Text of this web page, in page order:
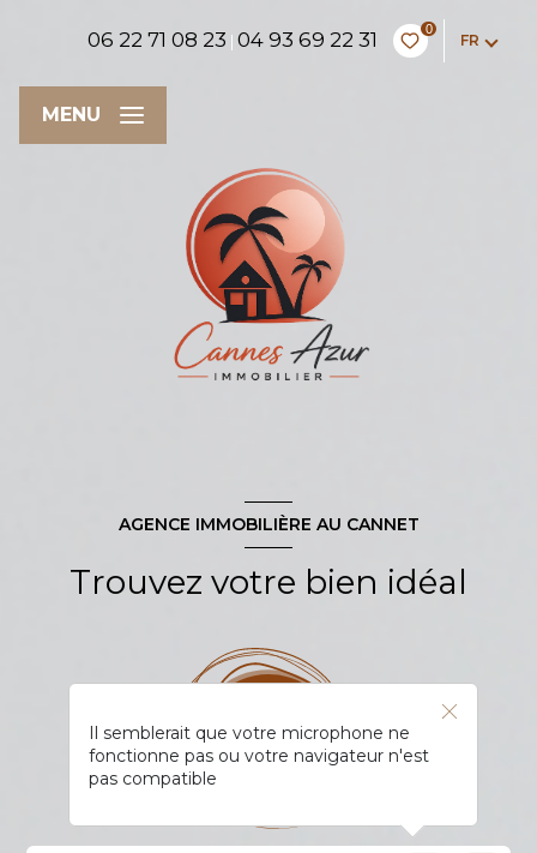
06 22 71 08 23 |04 93 69 22 31 0
FR
MENU
AGENCE IMMOBILIÈRE AU CANNET
Trouvez votre bien idéal
Il semblerait que votre microphone ne
fonctionne pas ou votre navigateur n'est
pas compatible